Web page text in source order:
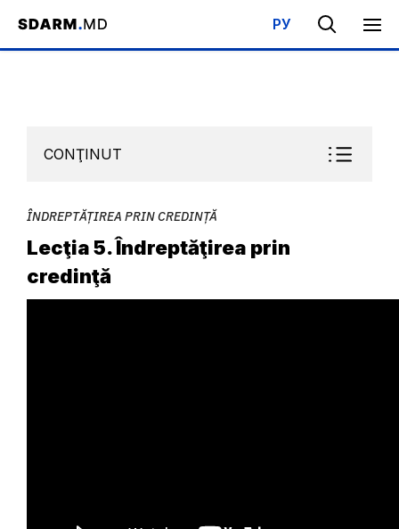
РУ
Acasa / Bibliotecă / Şcoala de Sabat / Îndreptățirea prin credință
CONŢINUT
ÎNDREPTĂȚIREA PRIN CREDINȚĂ
Lecţia 5. Îndreptăţirea prin
credinţă